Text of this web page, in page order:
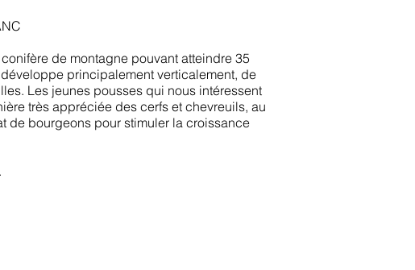
de montagne pouvant atteindre 35
principalement verticalement, de
Les jeunes pousses qui nous intéressent
très appréciée des cerfs et chevreuils, au
de bourgeons pour stimuler la croissance